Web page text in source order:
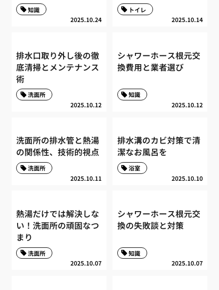
2025.10.24
知識
2025.10.14
トイレ
排水口取り外し後の徹
底清掃とメンテナンス
術
2025.10.12
洗面所
シャワーホース根元交
換費用と業者選び
2025.10.12
知識
洗面所の排水管と熱湯
の関係性、技術的視点
2025.10.11
洗面所
排水溝のカビ対策で清
潔なお風呂を
2025.10.10
浴室
熱湯だけでは解決しな
い！洗面所の頑固なつ
まり
2025.10.07
洗面所
シャワーホース根元交
換の失敗談と対策
2025.10.07
知識